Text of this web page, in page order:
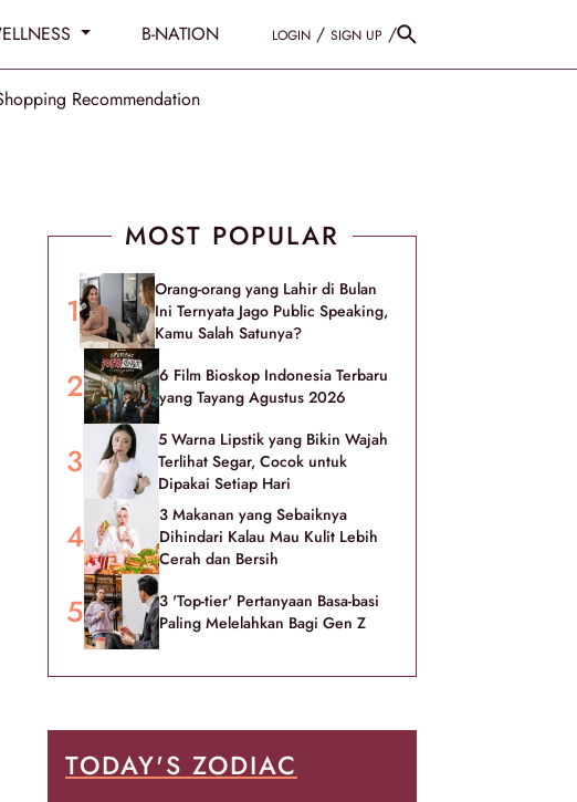
B-NATION LOGIN / SIGN UP /
Recommendation
MOST POPULAR
Orang-orang yang Lahir di Bulan
Ini Ternyata Jago Public Speaking,
Kamu Salah Satunya?
6 Film Bioskop Indonesia Terbaru
yang Tayang Agustus 2026
5 Warna Lipstik yang Bikin Wajah
Terlihat Segar, Cocok untuk
Dipakai Setiap Hari
3 Makanan yang Sebaiknya
Dihindari Kalau Mau Kulit Lebih
Cerah dan Bersih
3 'Top-tier' Pertanyaan Basa-basi
Paling Melelahkan Bagi Gen Z
TODAY'S ZODIAC